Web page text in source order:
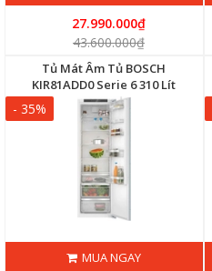
27.990.000₫
43.600.000₫
Tủ Mát Âm Tủ BOSCH
KIR81ADD0 Serie 6 310 Lít
- 35%
MUA NGAY